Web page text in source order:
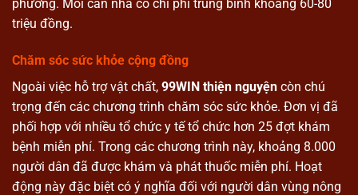
phương. Mỗi căn nhà có chi phí trung bình khoảng 60-80
triệu đồng.
Chăm sóc sức khỏe cộng đồng
Ngoài việc hỗ trợ vật chất, 99WIN thiện nguyện còn chú
trọng đến các chương trình chăm sóc sức khỏe. Đơn vị đã
phối hợp với nhiều tổ chức y tế tổ chức hơn 25 đợt khám
bệnh miễn phí. Trong các chương trình này, khoảng 8.000
người dân đã được khám và phát thuốc miễn phí. Hoạt
động này đặc biệt có ý nghĩa đối với người dân vùng nông